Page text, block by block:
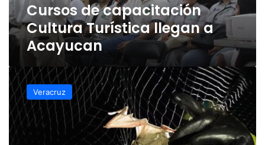
Cursos de capacitación
Cultura Turística llegan a
Acayucan
Instalarán
Laboratorio
Nacional
para
el
Control
Veracruz